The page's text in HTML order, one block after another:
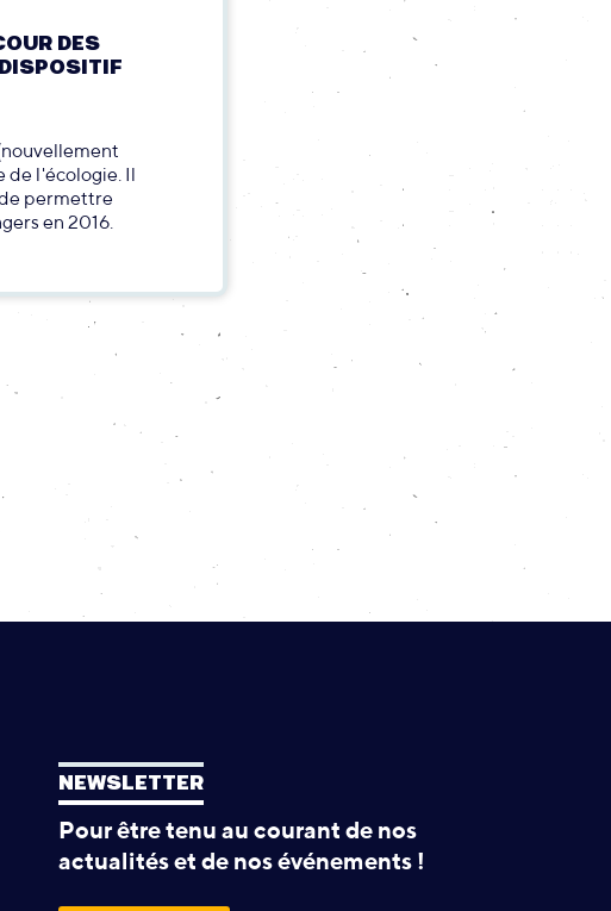
DES
de l'écologie. Il
permettre
en 2016.
NEWSLETTER
Pour être tenu au courant de nos
actualités et de nos événements !